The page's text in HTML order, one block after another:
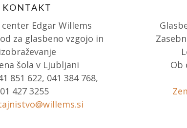
KONTAKT
Edgar Willems
za glasbeno vzgojo in
izobraževanje
šola v Ljubljani
851 622, 041 384 768,
01 427 3255
Ob